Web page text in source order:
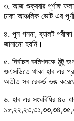
৩. ⁠আজ শুক্রবার পূর্ণাঙ্গ
ঢাকা আঞ্চলিক ভোট এর
৪. ⁠পুন গননা, ব্যালট
জানানো হয়নি।
৫. ⁠নির্বাচন কমিশনকে ঠুটু
ওএসডিতে থাকা হাব এর
অতীত সব রেকর্ড ভঙ
৬. ⁠হাব এর সংঘবিধির ৪০